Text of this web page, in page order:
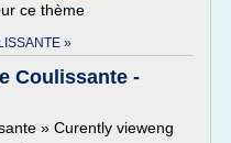
ce thème
»
Coulissante -
» Curently vieweng